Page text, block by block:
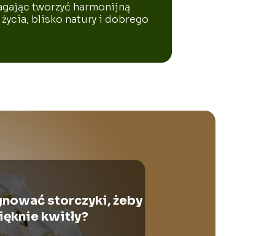
tworzyć harmonijną
blisko natury i dobrego
storczyki, żeby
kwitły?